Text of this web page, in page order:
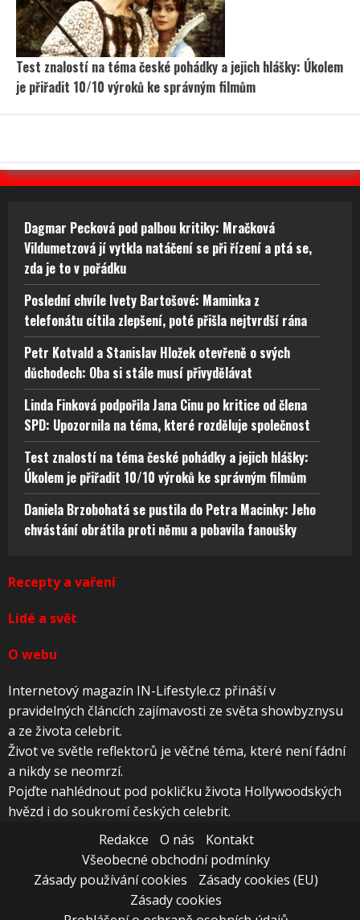
Test znalostí na téma české pohádky a jejich hlášky: Úkolem
je přiřadit 10/10 výroků ke správným filmům
Dagmar Pecková pod palbou kritiky: Mračková
Vildumetzová jí vytkla natáčení se při řízení a ptá se,
zda je to v pořádku
Poslední chvíle Ivety Bartošové: Maminka z
telefonátu cítila zlepšení, poté přišla nejtvrdší rána
Petr Kotvald a Stanislav Hložek otevřeně o svých
důchodech: Oba si stále musí přivydělávat
Linda Finková podpořila Jana Cinu po kritice od člena
SPD: Upozornila na téma, které rozděluje společnost
Test znalostí na téma české pohádky a jejich hlášky:
Úkolem je přiřadit 10/10 výroků ke správným filmům
Daniela Brzobohatá se pustila do Petra Macinky: Jeho
chvástání obrátila proti němu a pobavila fanoušky
Recepty a vaření
Lidé a svět
O webu
Internetový magazín IN-Lifestyle.cz přináší v
pravidelných článcích zajímavosti ze světa showbyznysu
a ze života celebrit.
Život ve světle reflektorů je věčné téma, které není fádní
a nikdy se neomrzí.
Pojďte nahlédnout pod pokličku života Hollywoodských
hvězd i do soukromí českých celebrit.
Redakce
O nás
Kontakt
Všeobecné obchodní podmínky
Zásady používání cookies
Zásady cookies (EU)
Zásady cookies